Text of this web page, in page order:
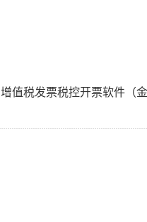
增值税发票税控开票软件（